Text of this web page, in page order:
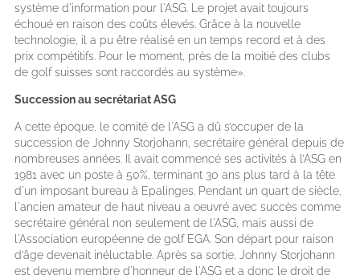
système d'information pour l'ASG. Le projet avait toujours
échoué en raison des coûts élevés. Grâce à la nouvelle
technologie, il a pu être réalisé en un temps record et à des
prix compétitifs. Pour le moment, près de la moitié des clubs
de golf suisses sont raccordés au système».
Succession au secrétariat ASG
A cette époque, le comité de l'ASG a dû s’occuper de la
succession de Johnny Storjohann, secrétaire général depuis de
nombreuses années. Il avait commencé ses activités à l’ASG en
1981 avec un poste à 50%, terminant 30 ans plus tard à la tête
d'un imposant bureau à Epalinges. Pendant un quart de siècle,
l'ancien amateur de haut niveau a oeuvré avec succès comme
secrétaire général non seulement de l'ASG, mais aussi de
l'Association européenne de golf EGA. Son départ pour raison
d’âge devenait inéluctable. Après sa sortie, Johnny Storjohann
est devenu membre d'honneur de l'ASG et a donc le droit de